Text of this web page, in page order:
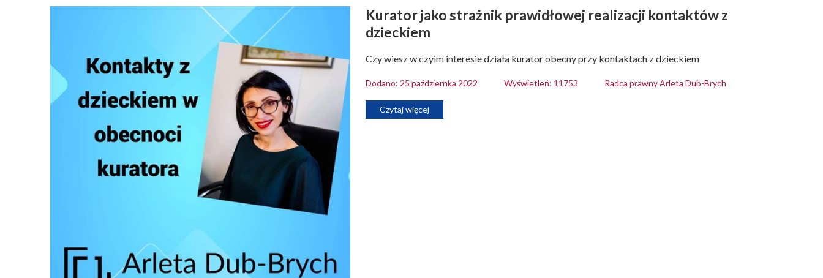
Kurator jako strażnik prawidłowej realizacji kontaktów z
dzieckiem
Czy wiesz w czyim interesie działa kurator obecny przy kontaktach z dzieckiem
Dodano: 25 październka 2022 Wyświetleń: 11753 Radca prawny Arleta Dub-Brych
Czytaj więcej